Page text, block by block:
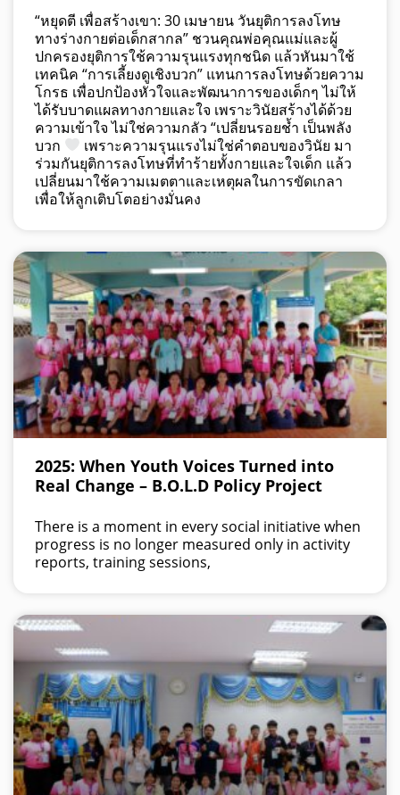
“หยุดตี เพื่อสร้างเขา: 30 เมษายน วันยุติการลงโทษ
ทางร่างกายต่อเด็กสากล” ชวนคุณพ่อคุณแม่และผู้
ปกครองยุติการใช้ความรุนแรงทุกชนิด แล้วหันมาใช้
เทคนิค “การเลี้ยงดูเชิงบวก” แทนการลงโทษด้วยความ
โกรธ เพื่อปกป้องหัวใจและพัฒนาการของเด็กๆ ไม่ให้
ได้รับบาดแผลทางกายและใจ เพราะวินัยสร้างได้ด้วย
ความเข้าใจ ไม่ใช่ความกลัว “เปลี่ยนรอยช้ำ เป็นพลัง
บวก
เพราะความรุนแรงไม่ใช่คำตอบของวินัย มา
ร่วมกันยุติการลงโทษที่ทำร้ายทั้งกายและใจเด็ก แล้ว
เปลี่ยนมาใช้ความเมตตาและเหตุผลในการขัดเกลา
เพื่อให้ลูกเติบโตอย่างมั่นคง
2025: When Youth Voices Turned into
Real Change – B.O.L.D Policy Project
There is a moment in every social initiative when
progress is no longer measured only in activity
reports, training sessions,